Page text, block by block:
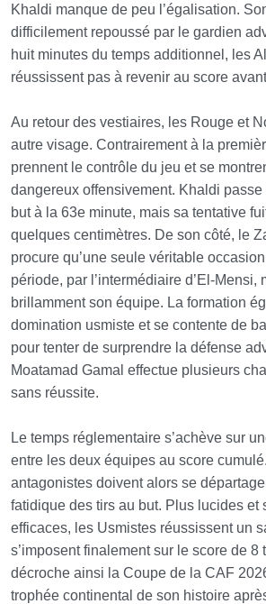
Khaldi manque de peu l’égalisation.
difficilement repoussé par le gardien
huit minutes du temps additionnel, les
réussissent pas à revenir au score
Au retour des vestiaires, les Rouge et
autre visage. Contrairement à la
prennent le contrôle du jeu et se
dangereux offensivement. Khaldi passe
but à la 63e minute, mais sa tentative
quelques centimètres. De son côté, le
procure qu’une seule véritable
période, par l’intermédiaire d’El-Mensi,
brillamment son équipe. La formation
domination usmiste et se contente de
pour tenter de surprendre la défense
Moatamad Gamal effectue plusieurs
sans réussite.
Le temps réglementaire s’achève sur
entre les deux équipes au score
antagonistes doivent alors se
fatidique des tirs au but. Plus lucides et
efficaces, les Usmistes réussissent un
s’imposent finalement sur le score de 8
décroche ainsi la Coupe de la CAF
trophée continental de son histoire